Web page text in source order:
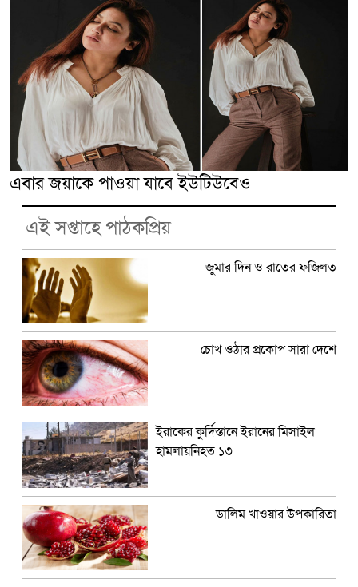
এবার জয়াকে পাওয়া যাবে ইউটিউবেও
এই সপ্তাহে পাঠকপ্রিয়
জুমার দিন ও রাতের ফজিলত
চোখ ওঠার প্রকোপ সারা দেশে
ইরাকের কুর্দিস্তানে ইরানের মিসাইল
হামলায়নিহত ১৩
ডালিম খাওয়ার উপকারিতা